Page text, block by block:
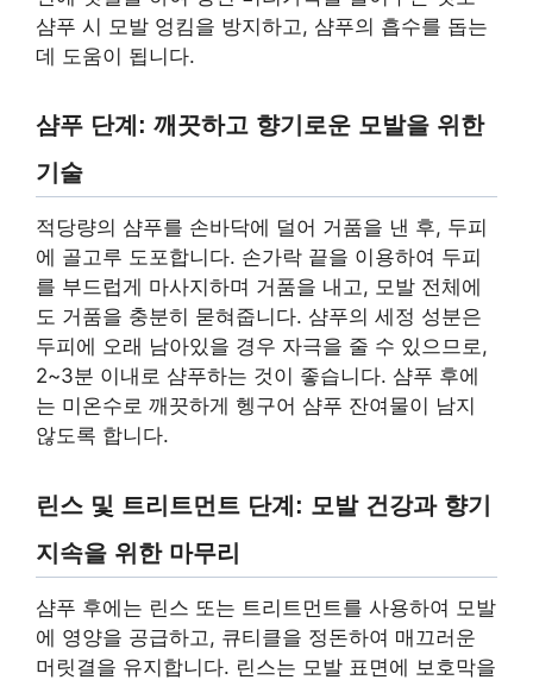
샴푸 시 모발 엉킴을 방지하고, 샴푸의 흡수를 돕는
데 도움이 됩니다.
샴푸 단계: 깨끗하고 향기로운 모발을 위한
기술
적당량의 샴푸를 손바닥에 덜어 거품을 낸 후, 두피
에 골고루 도포합니다. 손가락 끝을 이용하여 두피
를 부드럽게 마사지하며 거품을 내고, 모발 전체에
도 거품을 충분히 묻혀줍니다. 샴푸의 세정 성분은
두피에 오래 남아있을 경우 자극을 줄 수 있으므로,
2~3분 이내로 샴푸하는 것이 좋습니다. 샴푸 후에
는 미온수로 깨끗하게 헹구어 샴푸 잔여물이 남지
않도록 합니다.
린스 및 트리트먼트 단계: 모발 건강과 향기
지속을 위한 마무리
샴푸 후에는 린스 또는 트리트먼트를 사용하여 모발
에 영양을 공급하고, 큐티클을 정돈하여 매끄러운
머릿결을 유지합니다. 린스는 모발 표면에 보호막을